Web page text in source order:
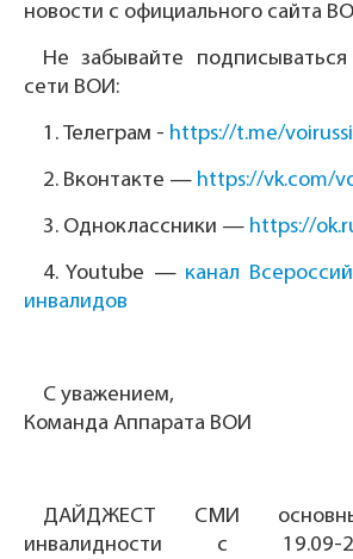
новости с официального сайта
Не забывайте
сети ВОИ:
1. Телеграм - https://t.me/
2. Вконтакте — https://vk.com/
3. Одноклассники — https://
4.Youtube — канал
инвалидов
С уважением,
Команда Аппарата ВОИ
ДАЙДЖЕСТ СМИ
инвалидности с 19.09-